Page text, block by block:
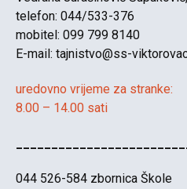
telefon: 044/533-376
mobitel: 099 799 8140
E-mail: tajnistvo@ss-
uredovno vrijeme za stranke:
8.00 – 14.00 sati
044 526-584 zbornica Škole